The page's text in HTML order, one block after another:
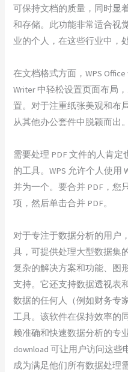
可保持文档的质量，同时显
和存储。此功能非常适合视
业的个人，在这些行业中，
在文档格式方面，WPS
Writer 中轻松设置页面布局
置。对于注重纸张美观和布
从其他办公套件中脱颖而出。
需要处理 PDF 文件的人肯定
的工具。WPS 允许个人使用
并为一个。要合并 PDF，您
项，然后单击合并 PDF。
对于专注于数据分析的用户
具，可提供处理大型数据集
复杂的解决方案和功能、图
支持。它还支持数据透视表
数据的任何人（例如财务专
工具。该软件在保持效率的
赖准确和快速数据分析的专
download 可让用户访问这些
成为满足他们所有数据处理